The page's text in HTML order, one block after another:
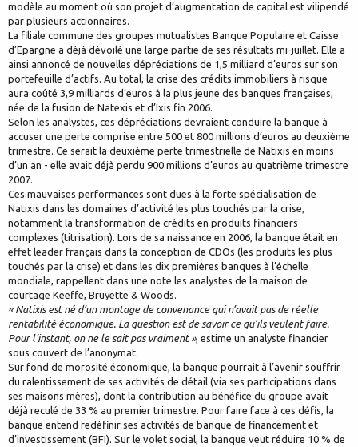
modèle au moment où son projet d’augmentation de capital est vilipendé
par plusieurs actionnaires.
La filiale commune des groupes mutualistes Banque Populaire et Caisse
d’Epargne a déjà dévoilé une large partie de ses résultats mi-juillet. Elle a
ainsi annoncé de nouvelles dépréciations de 1,5 milliard d’euros sur son
portefeuille d’actifs. Au total, la crise des crédits immobiliers à risque
aura coûté 3,9 milliards d’euros à la plus jeune des banques françaises,
née de la fusion de Natexis et d’Ixis fin 2006.
Selon les analystes, ces dépréciations devraient conduire la banque à
accuser une perte comprise entre 500 et 800 millions d’euros au deuxième
trimestre. Ce serait la deuxième perte trimestrielle de Natixis en moins
d’un an - elle avait déjà perdu 900 millions d’euros au quatrième trimestre
2007.
Ces mauvaises performances sont dues à la forte spécialisation de
Natixis dans les domaines d’activité les plus touchés par la crise,
notamment la transformation de crédits en produits financiers
complexes (titrisation). Lors de sa naissance en 2006, la banque était en
effet leader français dans la conception de CDOs (les produits les plus
touchés par la crise) et dans les dix premières banques à l’échelle
mondiale, rappellent dans une note les analystes de la maison de
courtage Keeffe, Bruyette & Woods.
« Natixis est né d’un montage de convenance qui n’avait pas de réelle
rentabilité économique. La question est de savoir ce qu’ils veulent faire.
Pour l’instant, on ne le sait pas vraiment », estime un analyste financier
sous couvert de l’anonymat.
Sur fond de morosité économique, la banque pourrait à l’avenir souffrir
du ralentissement de ses activités de détail (via ses participations dans
ses maisons mères), dont la contribution au bénéfice du groupe avait
déjà reculé de 33 % au premier trimestre. Pour faire face à ces défis, la
banque entend redéfinir ses activités de banque de financement et
d’investissement (BFI). Sur le volet social, la banque veut réduire 10 % de